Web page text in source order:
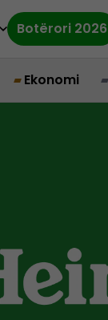
Botërori 2026
Ekonomi